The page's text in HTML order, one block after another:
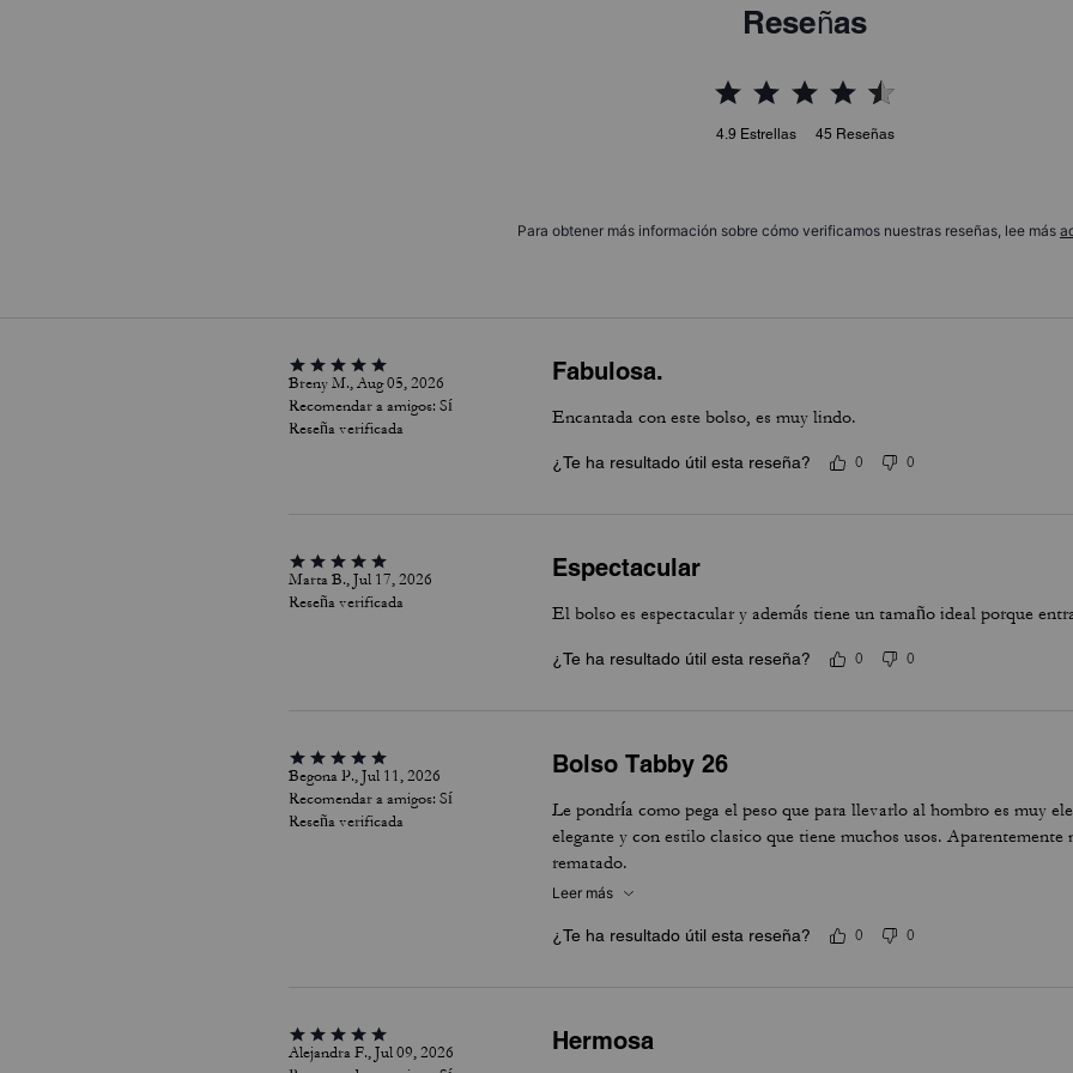
Reseñas
4.9 Estrellas 45 Reseñas
Para obtener más información sobre cómo verificamos nuestras reseñas, lee más
Breny M., Aug 05, 2026
Recomendar a amigos: Sí
Reseña verificada
Fabulosa.
Encantada con este bolso, es muy lindo.
¿Te ha resultado útil esta reseña? 0 0
Marta B., Jul 17, 2026
Reseña verificada
Espectacular
El bolso es espectacular y además tiene un tamaño ideal porque
¿Te ha resultado útil esta reseña? 0 0
Begona P., Jul 11, 2026
Recomendar a amigos: Sí
Reseña verificada
Bolso Tabby 26
Le pondría como pega el peso que para llevarlo al hombro es muy
elegante y con estilo clasico que tiene muchos usos.
rematado.
Leer más
¿Te ha resultado útil esta reseña? 0 0
Alejandra F., Jul 09, 2026
Hermosa